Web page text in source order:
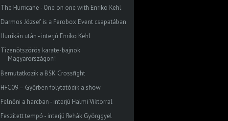
The Hurricane - One on one with Enriko Kehl
Darmos József is a Ferobox Event csapatában
Hurrikán után - interjú Enriko Kehl
Tizenötszörös karate-bajnok
Magyarországon!
Bemutatkozik a BSK Crossfight
HFC09 – Győrben folytatódik a show
Felnőni a harcban - interjú Halmi Viktorral
Feszített tempó - interjú Rehák Györggyel